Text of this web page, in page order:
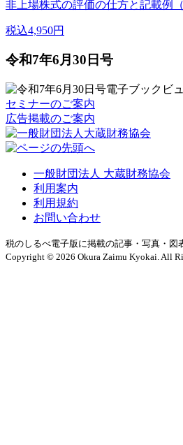
非上場株式の評価の仕方と記載例（
税込4,950円
令和7年6月30日号
セミナーのご案内
広告掲載のご案内
一般財団法人 大蔵財務協会
利用案内
利用規約
お問い合わせ
税のしるべ電子版に掲載の記事・写真・図
Copyright © 2026 Okura Zaimu Kyokai. All